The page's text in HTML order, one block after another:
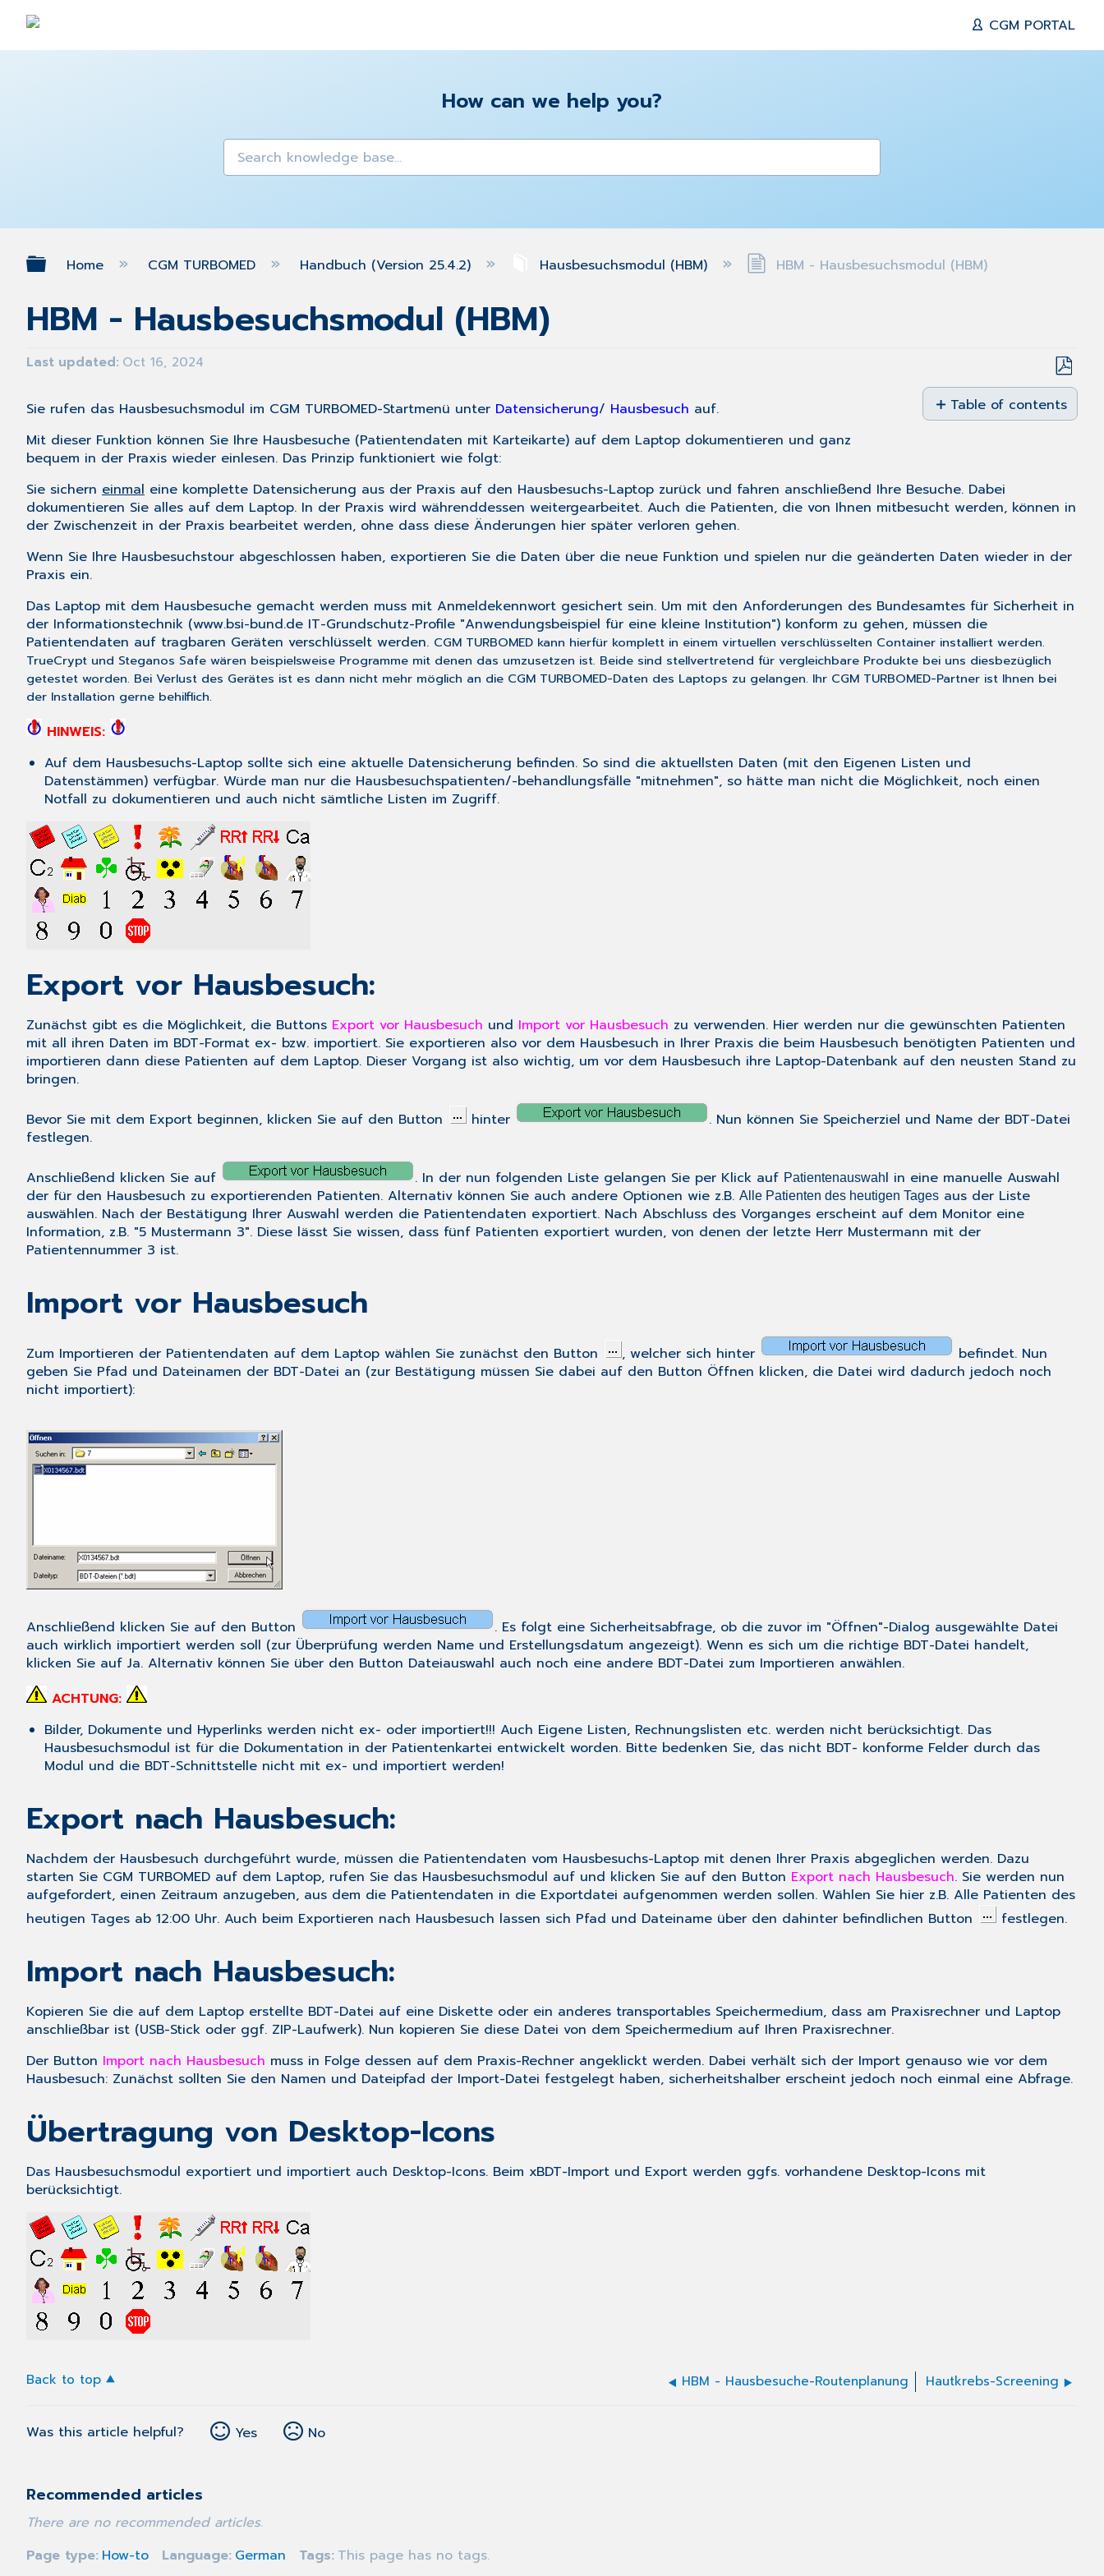
CGM PORTAL
How can we help you?
Expand/collapse global hierarchy
Home CGM TURBOMED Handbuch (Version 25.4.2) Hausbesuchsmodul (HBM) HBM - Hausbesuchsmodul (HBM)
HBM - Hausbesuchsmodul (HBM)
Last updated Oct 16, 2024
Save
as
PDF
Table of contents
Import
vor
nach
Import
nach
Hausbesuch:
Übertragung
von
Sie rufen das Hausbesuchsmodul im CGM TURBOMED-Startmenü unter Datensicherung/ Hausbesuch auf.
Mit dieser Funktion können Sie Ihre Hausbesuche (Patientendaten mit Karteikarte) auf dem Laptop dokumentieren und ganz
bequem in der Praxis wieder einlesen. Das Prinzip funktioniert wie folgt:
Sie sichern einmal eine komplette Datensicherung aus der Praxis auf den Hausbesuchs-Laptop zurück und fahren anschließend Ihre Besuche. Dabei
dokumentieren Sie alles auf dem Laptop. In der Praxis wird währenddessen weitergearbeitet. Auch die Patienten, die von Ihnen mitbesucht werden, können in
der Zwischenzeit in der Praxis bearbeitet werden, ohne dass diese Änderungen hier später verloren gehen.
Wenn Sie Ihre Hausbesuchstour abgeschlossen haben, exportieren Sie die Daten über die neue Funktion und spielen nur die geänderten Daten wieder in der
Praxis ein.
Das Laptop mit dem Hausbesuche gemacht werden muss mit Anmeldekennwort gesichert sein. Um mit den Anforderungen des Bundesamtes für Sicherheit in
der Informationstechnik (www.bsi-bund.de IT-Grundschutz-Profile "Anwendungsbeispiel für eine kleine Institution") konform zu gehen, müssen die
Patientendaten auf tragbaren Geräten verschlüsselt werden. CGM TURBOMED kann hierfür komplett in einem virtuellen verschlüsselten Container installiert werden.
TrueCrypt und Steganos Safe wären beispielsweise Programme mit denen das umzusetzen ist. Beide sind stellvertretend für vergleichbare Produkte bei uns diesbezüglich
getestet worden. Bei Verlust des Gerätes ist es dann nicht mehr möglich an die CGM TURBOMED-Daten des Laptops zu gelangen. Ihr CGM TURBOMED-Partner ist Ihnen bei
der Installation gerne behilflich.
HINWEIS:
Auf dem Hausbesuchs-Laptop sollte sich eine aktuelle Datensicherung befinden. So sind die aktuellsten Daten (mit den Eigenen Listen und
Datenstämmen) verfügbar. Würde man nur die Hausbesuchspatienten/-behandlungsfälle "mitnehmen", so hätte man nicht die Möglichkeit, noch einen
Notfall zu dokumentieren und auch nicht sämtliche Listen im Zugriff.
Export vor Hausbesuch:
Zunächst gibt es die Möglichkeit, die Buttons Export vor Hausbesuch und Import vor Hausbesuch zu verwenden. Hier werden nur die gewünschten Patienten
mit all ihren Daten im BDT-Format ex- bzw. importiert. Sie exportieren also vor dem Hausbesuch in Ihrer Praxis die beim Hausbesuch benötigten Patienten und
importieren dann diese Patienten auf dem Laptop. Dieser Vorgang ist also wichtig, um vor dem Hausbesuch ihre Laptop-Datenbank auf den neusten Stand zu
bringen.
Bevor Sie mit dem Export beginnen, klicken Sie auf den Button hinter
. Nun können Sie Speicherziel und Name der BDT-Datei
festlegen.
Anschließend klicken Sie auf . In der nun folgenden Liste gelangen Sie per Klick auf Patientenauswahl in eine manuelle Auswahl
der für den Hausbesuch zu exportierenden Patienten. Alternativ können Sie auch andere Optionen wie z.B. Alle Patienten des heutigen Tages aus der Liste
auswählen. Nach der Bestätigung Ihrer Auswahl werden die Patientendaten exportiert. Nach Abschluss des Vorganges erscheint auf dem Monitor eine
Information, z.B. "5 Mustermann 3". Diese lässt Sie wissen, dass fünf Patienten exportiert wurden, von denen der letzte Herr Mustermann mit der
Patientennummer 3 ist.
Import vor Hausbesuch
Zum Importieren der Patientendaten auf dem Laptop wählen Sie zunächst den Button , welcher sich hinter
befindet. Nun
geben Sie Pfad und Dateinamen der BDT-Datei an (zur Bestätigung müssen Sie dabei auf den Button Öffnen klicken, die Datei wird dadurch jedoch noch
nicht importiert):
Anschließend klicken Sie auf den Button
. Es folgt eine Sicherheitsabfrage, ob die zuvor im "Öffnen"-Dialog ausgewählte Datei
auch wirklich importiert werden soll (zur Überprüfung werden Name und Erstellungsdatum angezeigt). Wenn es sich um die richtige BDT-Datei handelt,
klicken Sie auf Ja. Alternativ können Sie über den Button Dateiauswahl auch noch eine andere BDT-Datei zum Importieren anwählen.
ACHTUNG:
Bilder, Dokumente und Hyperlinks werden nicht ex- oder importiert!!! Auch Eigene Listen, Rechnungslisten etc. werden nicht berücksichtigt. Das
Hausbesuchsmodul ist für die Dokumentation in der Patientenkartei entwickelt worden. Bitte bedenken Sie, das nicht BDT- konforme Felder durch das
Modul und die BDT-Schnittstelle nicht mit ex- und importiert werden!
Export nach Hausbesuch:
Nachdem der Hausbesuch durchgeführt wurde, müssen die Patientendaten vom Hausbesuchs-Laptop mit denen Ihrer Praxis abgeglichen werden. Dazu
starten Sie CGM TURBOMED auf dem Laptop, rufen Sie das Hausbesuchsmodul auf und klicken Sie auf den Button Export nach Hausbesuch. Sie werden nun
aufgefordert, einen Zeitraum anzugeben, aus dem die Patientendaten in die Exportdatei aufgenommen werden sollen. Wählen Sie hier z.B. Alle Patienten des
heutigen Tages ab 12:00 Uhr. Auch beim Exportieren nach Hausbesuch lassen sich Pfad und Dateiname über den dahinter befindlichen Button festlegen.
Import nach Hausbesuch:
Kopieren Sie die auf dem Laptop erstellte BDT-Datei auf eine Diskette oder ein anderes transportables Speichermedium, dass am Praxisrechner und Laptop
anschließbar ist (USB-Stick oder ggf. ZIP-Laufwerk). Nun kopieren Sie diese Datei von dem Speichermedium auf Ihren Praxisrechner.
Der Button Import nach Hausbesuch muss in Folge dessen auf dem Praxis-Rechner angeklickt werden. Dabei verhält sich der Import genauso wie vor dem
Hausbesuch: Zunächst sollten Sie den Namen und Dateipfad der Import-Datei festgelegt haben, sicherheitshalber erscheint jedoch noch einmal eine Abfrage.
Übertragung von Desktop-Icons
Das Hausbesuchsmodul exportiert und importiert auch Desktop-Icons. Beim xBDT-Import und Export werden ggfs. vorhandene Desktop-Icons mit
berücksichtigt.
Back to top HBM - Hausbesuche-Routenplanung Hautkrebs-Screening
Was this article helpful? Yes No
Recommended articles
There are no recommended articles.
Page type How-to Language German Tags This page has no tags.